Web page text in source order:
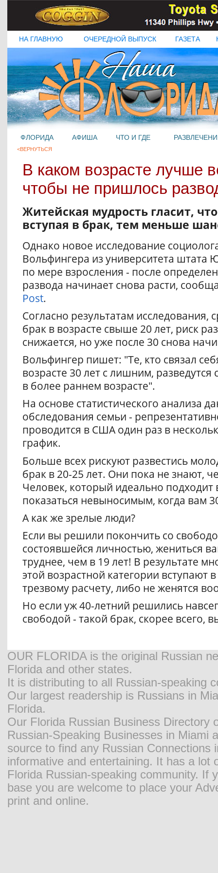
НА ГЛАВНУЮ ОЧЕРЕДНОЙ ВЫПУСК ГАЗЕТА
ФЛОРИДА АФИША ЧТО И ГДЕ
<ВЕРНУТЬСЯ
В каком возрасте лучше
чтобы не пришлось
Житейская мудрость гласит,
вступая в брак, тем меньше
Однако новое исследование
Вольфингера из университета штата
по мере взросления - после
развода начинает снова расти,
Post.
Согласно результатам исследования,
брак в возрасте свыше 20 лет, риск
снижается, но уже после 30 снова
Вольфингер пишет: "Те, кто связал
возрасте 30 лет с лишним, разведутся
в более раннем возрасте".
На основе статистического анализа
обследования семьи -
проводится в США один раз в
график.
Больше всех рискуют развестись
брак в 20-25 лет. Они пока не знают,
Человек, который идеально подходит
показаться невыносимым, когда вам
А как же зрелые люди?
Если вы решили покончить со
состоявшейся личностью, жениться
труднее, чем в 19 лет! В результате
этой возрастной категории вступают
трезвому расчету, либо не женятся
Но если уж 40-летний решились
свободой - такой брак, скорее всего,
OUR FLORIDA is the original Russian
Florida and other states.
It is distributing to all Russian-speaking
Our largest readership is Russians in
Florida.
Our Florida Russian Business Directory
Russian-Speaking Businesses in Miami
source to find any Russian
informative and entertaining. It has a
Florida Russian-speaking community. If
base you are welcome to place your
print and online.